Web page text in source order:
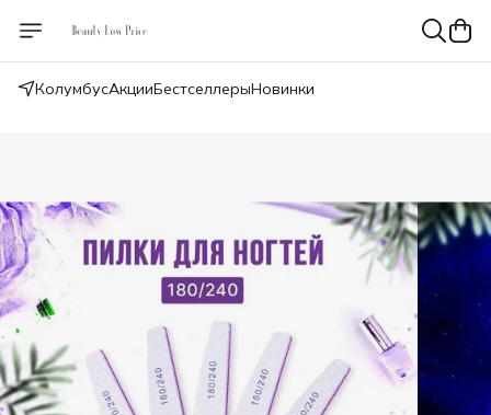
КолумбусАкцииБестселлерыНовинки